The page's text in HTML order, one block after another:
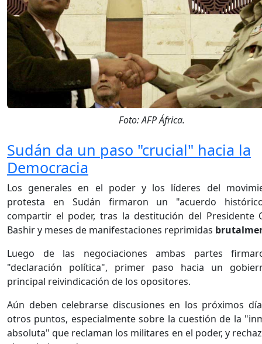
Foto: AFP África.
Sudán da un paso "crucial" hacia la
Democracia
Los generales en el poder y los líderes del
protesta en Sudán firmaron un "acuerdo
compartir el poder, tras la destitución del Presidente
Bashir y meses de manifestaciones reprimidas
Luego de las negociaciones ambas partes
"declaración política", primer paso hacia un
principal reivindicación de los opositores.
Aún deben celebrarse discusiones en los próximos
otros puntos, especialmente sobre la cuestión de la
absoluta" que reclaman los militares en el poder, y